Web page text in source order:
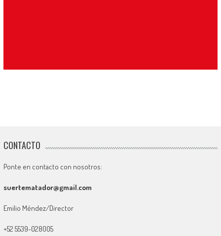
CONTACTO
Ponte en contacto con nosotros:
suertematador@gmail.com
Emilio Méndez/Director
+52 5539-028005